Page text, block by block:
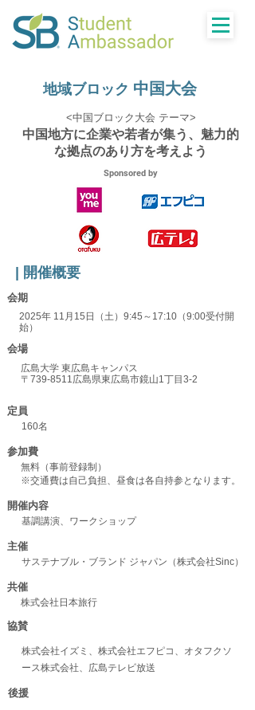
地域ブロック 中国大会
<中国ブロック大会 テーマ>
中国地方に企業や若者が集う、魅力的
な拠点のあり方を考えよう
Sponsored by
| 開催概要
​会期
2025年 11月15日（土） 9:45～17:10（9:00受付開
始）
​会場
広島大学 東広島キャンパス
〒739-8511広島県東広島市鏡山1丁目3-2
​定員
160名
​参加費​
無料（事前登録制）
※交通費は自己負担、昼食は各自持参となります。
​開催内容
​基調講演、ワークショップ
​主催​
サステナブル・ブランド ジャパン（株式会社Sinc）
​共催
​株式会社日本旅行
​協賛​
株式会社イズミ、株式会社エフピコ、オタフクソ
ース株式会社、広島テレビ放送
​後援